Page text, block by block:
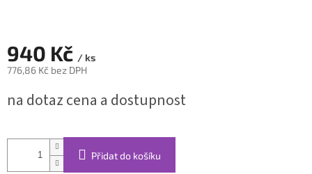
940 Kč / ks
776,86 Kč bez DPH
cena:
na dotaz cena a dostupnost
Přidat do košíku